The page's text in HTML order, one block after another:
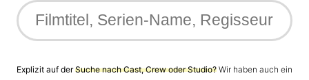
Explizit auf derSuche nach Cast, Crew oder Studio? Wir haben auch ein